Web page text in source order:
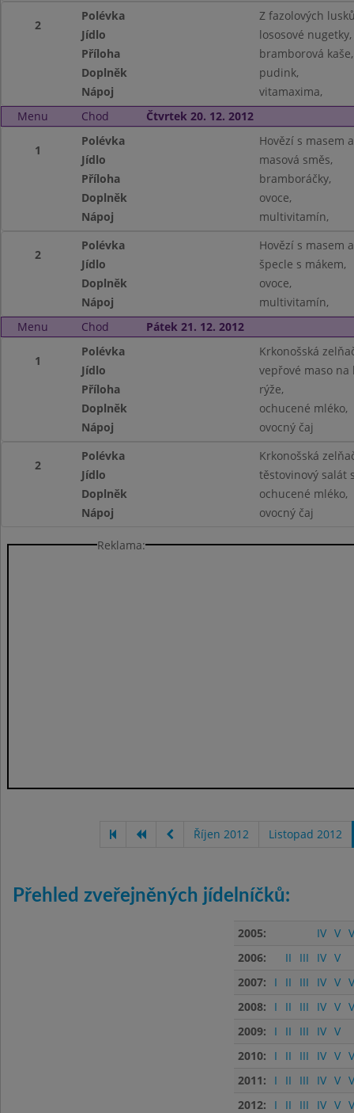
2
Polévka
Z fazolových
Jídlo
lososové nugetky,
Příloha
bramborová kaše,
Doplněk
pudink,
Nápoj
vitamaxima,
Menu
Chod Čtvrtek 20. 12. 2012
1
Polévka
Hovězí s masem
Jídlo
masová směs,
Příloha
bramboráčky,
Doplněk
ovoce,
Nápoj
multivitamín,
2
Polévka
Hovězí s masem
Jídlo
špecle s mákem,
Doplněk
ovoce,
Nápoj
multivitamín,
Menu
Chod Pátek 21. 12. 2012
1
Polévka
Krkonošská
Jídlo
vepřové maso na
Příloha
rýže,
Doplněk
ochucené mléko,
Nápoj
ovocný čaj
2
Polévka
Krkonošská
Jídlo
těstovinový salát
Doplněk
ochucené mléko,
Nápoj
ovocný čaj
Reklama:
Říjen 2012 Listopad 2012
Přehled zveřejněných jídelníčků:
2005: IV V
2006:
II III IV V
2007:
I II III IV V
2008:
I II III IV V
2009:
I II III IV V
2010:
I II III IV V
2011:
I II III IV V
2012:
I II III IV V